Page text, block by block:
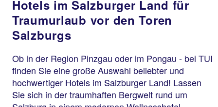
Hotels im Salzburger Land für
Traumurlaub vor den Toren
Salzburgs
Ob in der Region Pinzgau oder im Pongau - bei TUI
finden Sie eine große Auswahl beliebter und
hochwertiger Hotels im Salzburger Land! Lassen
Sie sich in der traumhaften Bergwelt rund um